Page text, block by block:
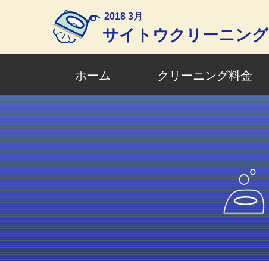
2018 3月
サイトウクリーニング
ホーム クリーニング料金